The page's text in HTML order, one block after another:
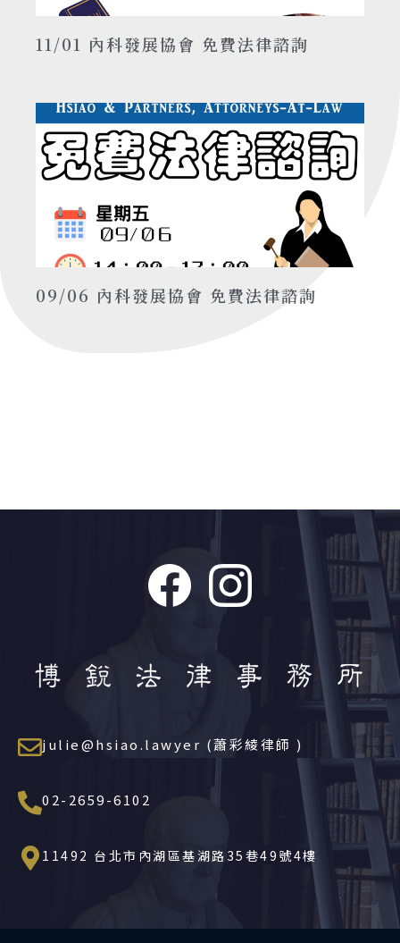
11/01 內科發展協會 免費法律諮詢
09/06 內科發展協會 免費法律諮詢
julie@hsiao.lawyer (蕭彩綾律師 )
02-2659-6102
11492 台北市內湖區基湖路35巷49號4樓